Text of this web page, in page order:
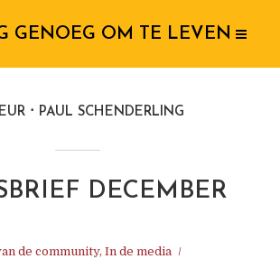
GENOEG OM TE LEVEN
PAUL SCHENDERLING
DECEMBER
de community, In de media